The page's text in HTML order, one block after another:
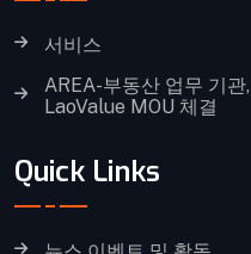
서비스
AREA-부동산 업무 기
LaoValue MOU 체결
Quick Links